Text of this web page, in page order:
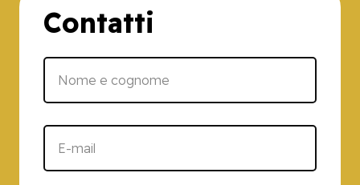
Contatti